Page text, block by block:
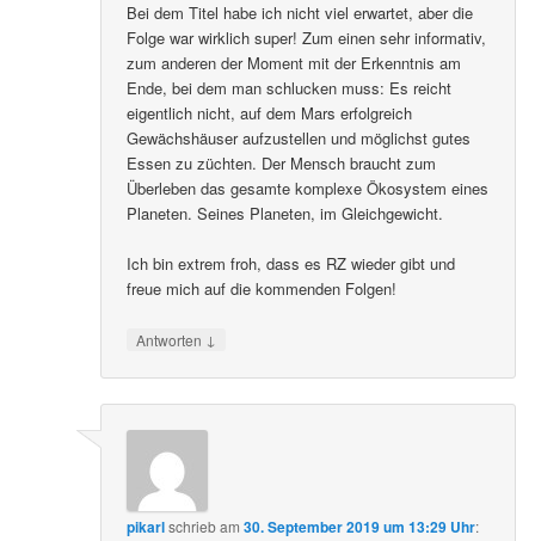
Bei dem Titel habe ich nicht viel erwartet, aber die
Folge war wirklich super! Zum einen sehr informativ,
zum anderen der Moment mit der Erkenntnis am
Ende, bei dem man schlucken muss: Es reicht
eigentlich nicht, auf dem Mars erfolgreich
Gewächshäuser aufzustellen und möglichst gutes
Essen zu züchten. Der Mensch braucht zum
Überleben das gesamte komplexe Ökosystem eines
Planeten. Seines Planeten, im Gleichgewicht.
Ich bin extrem froh, dass es RZ wieder gibt und
freue mich auf die kommenden Folgen!
Antworten ↓
pikarlschriebam30. September 2019 um 13:29 Uhr: